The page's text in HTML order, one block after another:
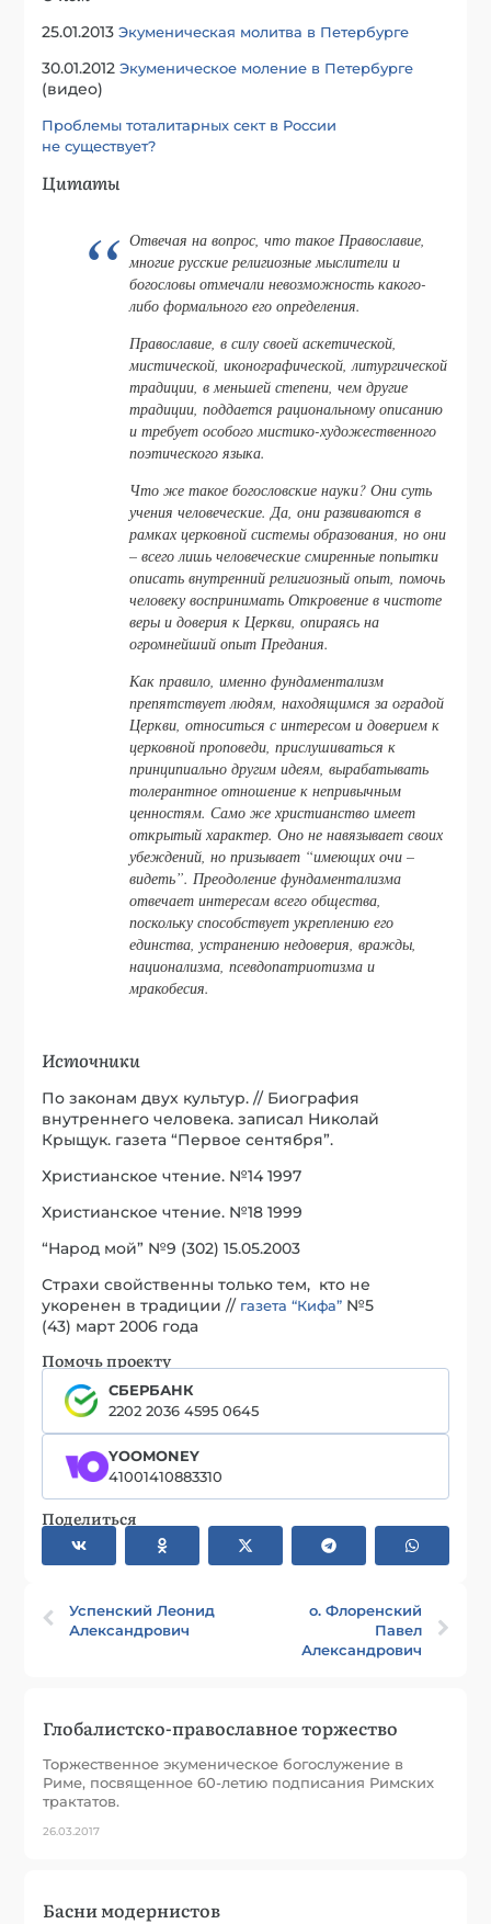
25.01.2013Экуменическая молитва в Петербурге
30.01.2012Экуменическое моление в Петербурге
(видео)
Проблемы тоталитарных сект в России
не существует?
Цитаты
Отвечая на вопрос, что такое Православие,
многие русские религиозные мыслители и
богословы отмечали невозможность какого-
либо формального его определения.
Православие, в силу своей аскетической,
мистической, иконографической, литургической
традиции, в меньшей степени, чем другие
традиции, поддается рациональному описанию
и требует особого мистико-художественного
поэтического языка.
Что же такое богословские науки? Они суть
учения человеческие. Да, они развиваются в
рамках церковной системы образования, но они
– всего лишь человеческие смиренные попытки
описать внутренний религиозный опыт, помочь
человеку воспринимать Откровение в чистоте
веры и доверия к Церкви, опираясь на
огромнейший опыт Предания.
Как правило, именно фундаментализм
препятствует людям, находящимся за оградой
Церкви, относиться с интересом и доверием к
церковной проповеди, прислушиваться к
принципиально другим идеям, вырабатывать
толерантное отношение к непривычным
ценностям. Само же христианство имеет
открытый характер. Оно не навязывает своих
убеждений, но призывает “имеющих очи –
видеть”. Преодоление фундаментализма
отвечает интересам всего общества,
поскольку способствует укреплению его
единства, устранению недоверия, вражды,
национализма, псевдопатриотизма и
мракобесия.
Источники
По законам двух культур. // Биография
внутреннего человека. записал Николай
Крыщук. газета “Первое сентября”.
Христианское чтение. №14 1997
Христианское чтение. №18 1999
“Народ мой” №9 (302) 15.05.2003
Страхи свойственны только тем, кто не
укоренен в традиции // газета “Кифа” №5
(43) март 2006 года
Помочь проекту
СБЕРБАНК
2202 2036 4595 0645
YOOMONEY
41001410883310
Поделиться
Успенский Леонид
Александрович
о. Флоренский
Павел
Александрович
Глобалистско-православное торжество
Торжественное экуменическое богослужение в
Риме, посвященное 60-летию подписания Римских
трактатов.
26.03.2017
Басни модернистов